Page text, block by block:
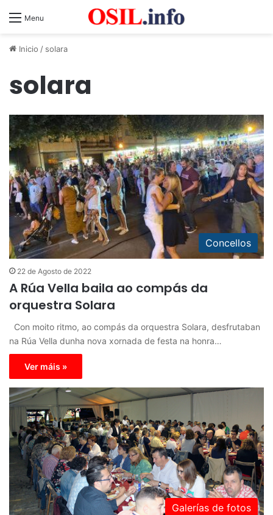
Menu
Inicio / solara
solara
Concellos
22 de Agosto de 2022
A Rúa Vella baila ao compás da
orquestra Solara
Con moito ritmo, ao compás da orquestra Solara, desfrutaban
na Rúa Vella dunha nova xornada de festa na honra…
Ver máis »
Galerías de fotos